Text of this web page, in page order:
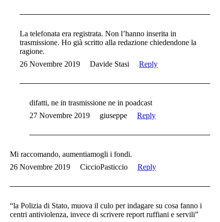
La telefonata era registrata. Non l’hanno inserita in
trasmissione. Ho già scritto alla redazione chiedendone la
ragione.
26 Novembre 2019
Davide Stasi Reply
difatti, ne in trasmissione ne in poadcast
27 Novembre 2019
giuseppe Reply
Mi raccomando, aumentiamogli i fondi.
26 Novembre 2019
CiccioPasticcio Reply
“la Polizia di Stato, muova il culo per indagare su cosa fanno i
centri antiviolenza, invece di scrivere report ruffiani e servili”